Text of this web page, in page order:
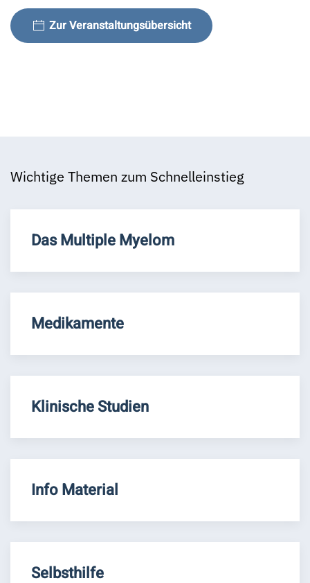
Zur Veranstaltungsübersicht
Wichtige Themen zum Schnelleinstieg
Das Multiple Myelom
Medikamente
Klinische Studien
Info Material
Selbsthilfe